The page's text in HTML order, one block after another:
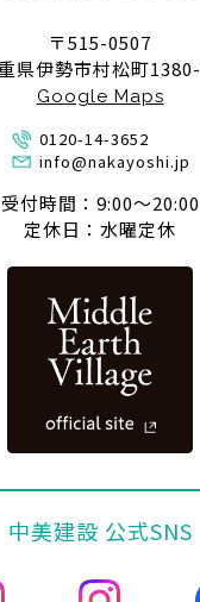
〒515-0507
県伊勢市村松町
Google Maps
0120-14-3652
info@nakayoshi.jp
受付時間：9:00〜20:00
定休日：水曜定休
中美建設 公式SNS